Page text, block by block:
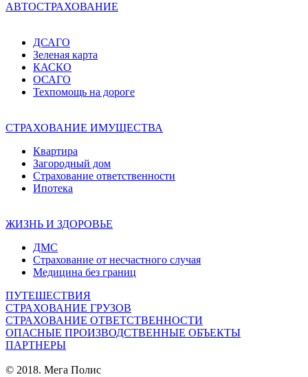
АВТОСТРАХОВАНИЕ
ДСАГО
Зеленая карта
КАСКО
ОСАГО
Техпомощь на дороге
СТРАХОВАНИЕ ИМУЩЕСТВА
Квартира
Загородный дом
Страхование ответственности
Ипотека
ЖИЗНЬ И ЗДОРОВЬЕ
ДМС
Страхование от несчастного случая
Медицина без границ
ПУТЕШЕСТВИЯ
СТРАХОВАНИЕ ГРУЗОВ
СТРАХОВАНИЕ ОТВЕТСТВЕННОСТИ
ОПАСНЫЕ ПРОИЗВОДСТВЕННЫЕ ОБЪЕКТЫ
ПАРТНЕРЫ
© 2018. Мега Полис